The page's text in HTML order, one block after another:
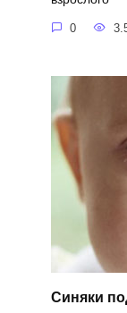
0
Синяки